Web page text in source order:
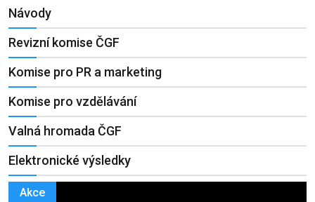
Návody
Revizní komise ČGF
Komise pro PR a marketing
Komise pro vzdělávání
Valná hromada ČGF
Elektronické výsledky
Akce